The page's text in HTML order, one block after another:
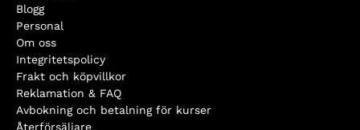
Blogg
Personal
Om oss
Integritetspolicy
Frakt och köpvillkor
Reklamation & FAQ
Avbokning och betalning för kurser
Återförsäljare